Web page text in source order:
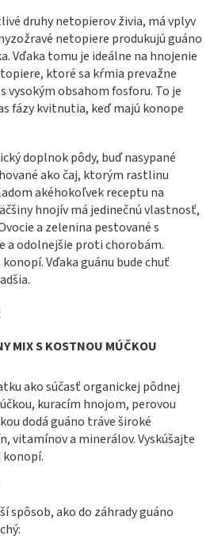
druhy netopierov živia, má vplyv
netopiere produkujú guáno
Vďaka tomu je ideálne na hnojenie
ktoré sa kŕmia prevažne
vysokým obsahom fosforu. To je
fázy kvitnutia, keď majú konope
doplnok pôdy, buď nasypané
ako čaj, ktorým rastlinu
akéhokoľvek receptu na
hnojív má jedinečnú vlastnosť,
a zelenina pestované s
a odolnejšie proti chorobám.
Vďaka guánu bude chuť
MIX S KOSTNOU MÚČKOU
ako súčasť organickej pôdnej
kuracím hnojom, perovou
dodá guáno tráve široké
vitamínov a minerálov. Vyskúšajte
spôsob, ako do záhrady guáno